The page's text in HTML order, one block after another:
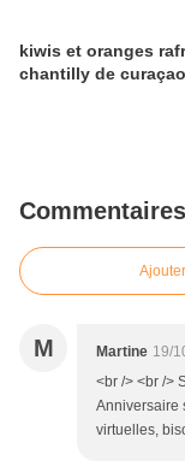
kiwis et oranges
chantilly de curaçao
Commentaires
M Martine 19/
<br /> <br />
Anniversaire
virtuelles,